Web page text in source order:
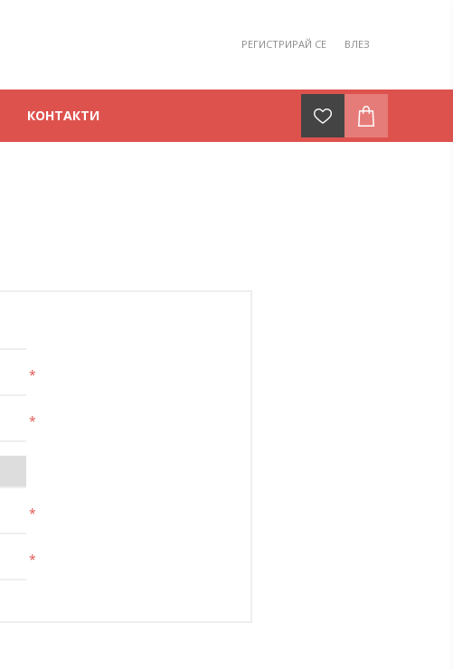
РЕГИСТРИРАЙ СЕ ВЛЕЗ
КОНТАКТИ
*
*
*
*